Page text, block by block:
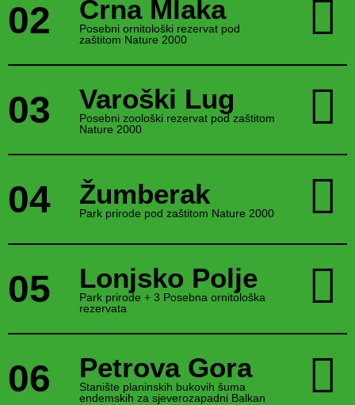
02 Crna Mlaka
Posebni ornitološki rezervat pod
zaštitom Nature 2000
03 Varoški Lug
Posebni zoološki rezervat pod zaštitom
Nature 2000
04 Žumberak
Park prirode pod zaštitom Nature 2000
05 Lonjsko Polje
Park prirode + 3 Posebna ornitološka
rezervata
06 Petrova Gora
Stanište planinskih bukovih šuma
endemskih za sjeverozapadni Balkan